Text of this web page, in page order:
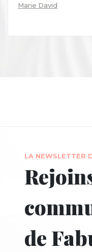
Marie David
LA NEWSLETTER
de